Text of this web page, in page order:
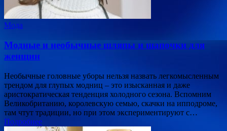
Мода
Модные и необычные шляпы и шапочки для
женщин
Необычные головные уборы нельзя назвать легкомысленным
трендом для глупых модниц – это изысканная и даже
аристократическая тенденция холодного сезона. Вспомним
Великобританию, королевскую семью, скачки на ипподроме,
там чтут традиции, но при этом экспериментируют с…
Подробнее